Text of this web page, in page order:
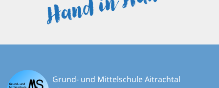
Grund- und Mittelschule Aitrachtal